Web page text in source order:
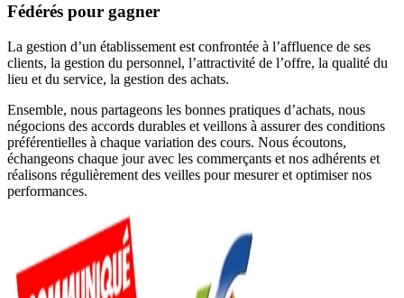
Fédérés pour gagner
La gestion d’un établissement est confrontée à l’affluence de ses
clients, la gestion du personnel, l’attractivité de l’offre, la qualité du
lieu et du service, la gestion des achats.
Ensemble, nous partageons les bonnes pratiques d’achats, nous
négocions des accords durables et veillons à assurer des conditions
préférentielles à chaque variation des cours. Nous écoutons,
échangeons chaque jour avec les commerçants et nos adhérents et
réalisons régulièrement des veilles pour mesurer et optimiser nos
performances.